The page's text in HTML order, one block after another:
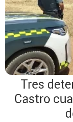
Tres
Castro